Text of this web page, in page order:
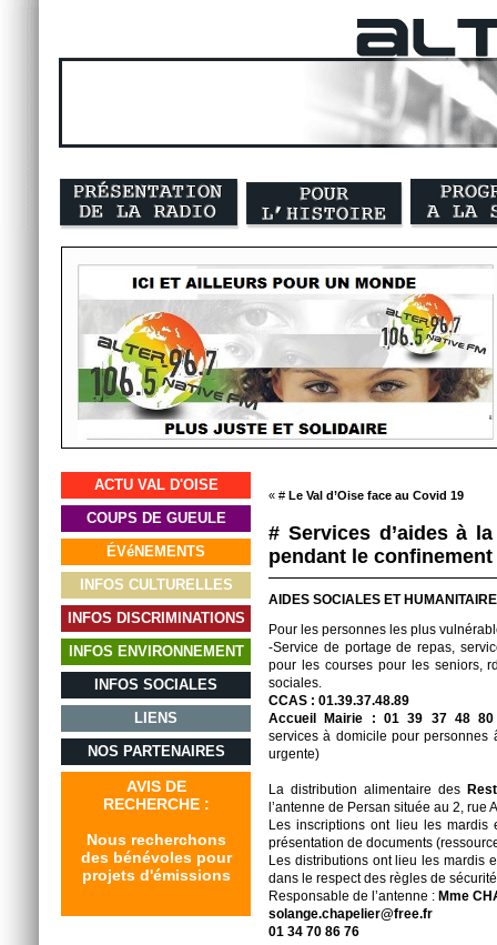
ACTU VAL D'OISE
COUPS DE GUEULE
ÉVéNEMENTS
INFOS CULTURELLES
INFOS DISCRIMINATIONS
INFOS ENVIRONNEMENT
INFOS SOCIALES
LIENS
NOS PARTENAIRES
AVIS DE
RECHERCHE :
Nous recherchons
des bénévoles pour
projets d'émissions
« # Le Val d’Oise face au Covid 19
# Services d’aides à
pendant le confinement
AIDES SOCIALES ET
Pour les personnes les plus
-Service de portage de repas,
pour les courses pour les seniors,
sociales.
CCAS : 01.39.37.48.89
Accueil Mairie : 01 39 37 48 80
services à domicile pour personnes
urgente)
La distribution alimentaire des
l’antenne de Persan située au 2, rue
Les inscriptions ont lieu les
présentation de documents
Les distributions ont lieu les mardis
dans le respect des règles de
Responsable de l’antenne : Mme
solange.chapelier@free.fr
01 34 70 86 76